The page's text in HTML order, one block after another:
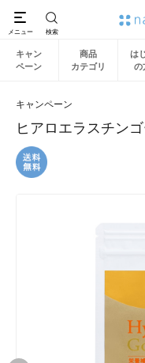
キャン
ペーン
商品
カテゴリ
は
の
キャンペーン
ヒアロエラスチン